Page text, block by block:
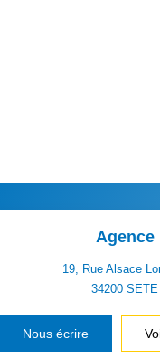
Agence
19, Rue Alsace
34200SETE
Nous écrire